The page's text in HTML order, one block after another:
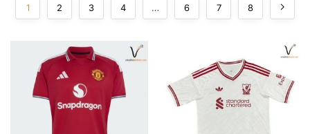
1 2 3 4 … 6 7 8